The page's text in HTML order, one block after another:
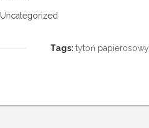
Uncategorized
Tags:tytoń papierosowy